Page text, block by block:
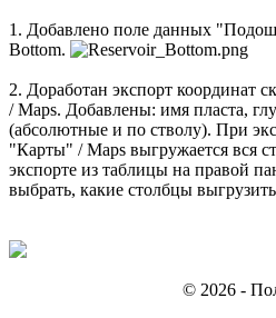
1. Добавлено поле данных
Bottom.
2. Доработан экспорт координат
/ Maps. Добавлены: имя пласта,
(абсолютные и по стволу). При
"Карты" / Maps выгружается вся
экспорте из таблицы на правой
выбрать, какие столбцы
© 2026 -